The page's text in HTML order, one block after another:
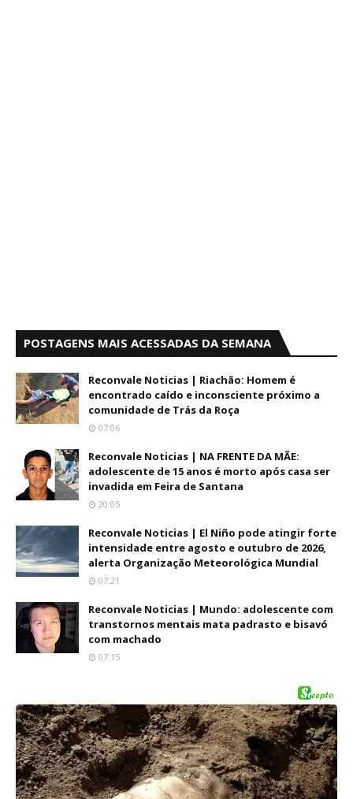
POSTAGENS MAIS ACESSADAS DA SEMANA
Reconvale Noticias | Riachão: Homem é
encontrado caído e inconsciente próximo a
comunidade de Trás da Roça
07:06
Reconvale Noticias | NA FRENTE DA MÃE:
adolescente de 15 anos é morto após casa ser
invadida em Feira de Santana
20:05
Reconvale Noticias | El Niño pode atingir forte
intensidade entre agosto e outubro de 2026,
alerta Organização Meteorológica Mundial
07:21
Reconvale Noticias | Mundo: adolescente com
transtornos mentais mata padrasto e bisavó
com machado
07:15